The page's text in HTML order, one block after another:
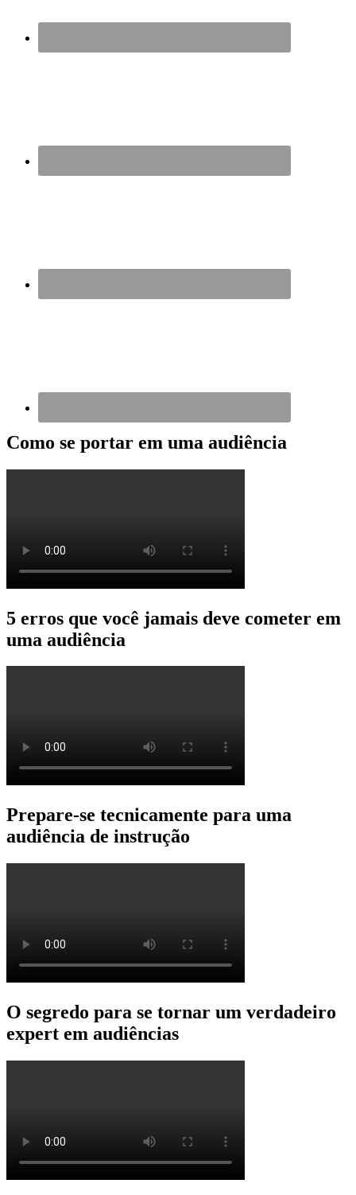
Como se portar em uma audiência
5 erros que você jamais deve cometer em
uma audiência
Prepare-se tecnicamente para uma
audiência de instrução
O segredo para se tornar um verdadeiro
expert em audiências